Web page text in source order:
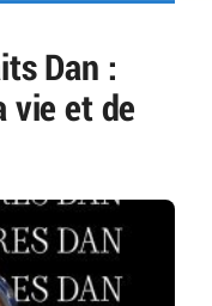
Dan :
vie et de